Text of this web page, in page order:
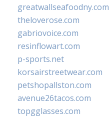
greatwallseafoodny.com
theloverose.com
gabriovoice.com
resinflowart.com
p-sports.net
korsairstreetwear.com
petshopallston.com
avenue26tacos.com
topgglasses.com